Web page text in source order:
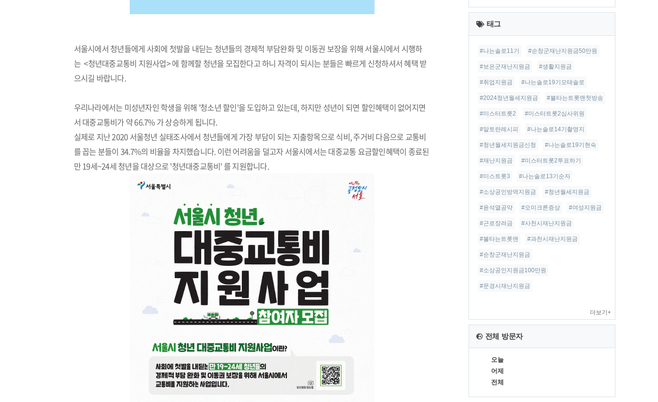
서울시에서 청년들에게 사회에 첫발을 내딛는 청년들의 경제적 부담완화 및 이동권 보장을 위해 서울시에서 시행하
는 <청년대중교통비 지원사업> 에 함께할 청년을 모집한다고 하니 자격이 되시는 분들은 빠르게 신청하셔서 혜택 받
으시길 바랍니다.
우리나라에서는 미성년자인 학생을 위해 '청소년 할인'을 도입하고 있는데, 하지만 성년이 되면 할인혜택이 없어지면
서 대중교통비가 약 66.7% 가 상승하게 됩니다.
실제로 지난 2020 서울청년 실태조사에서 청년들에게 가장 부담이 되는 지출항목으로 식비, 주거비 다음으로 교통비
를 꼽는 분들이 34.7%의 비율을 차지했습니다. 이런 어려움을 덜고자 서울시에서는 대중교통 요금할인혜택이 종료된
만 19세~24세 청년을 대상으로 '청년대중교통비' 를 지원합니다.
최
근
글
태그
#나는솔로11기 #순창군재난지원금50만원
#보은군재난지원금 #생활지원금
#취업지원금 #나는솔로19기모태솔로
#2024청년월세지원금 #불타는트롯맨첫방송
#미스터트롯2 #미스터트롯2심사위원
#알토란레시피 #나는솔로14기촬영지
#청년월세지원금신청 #나는솔로19기현숙
#재난지원금 #미스터트롯2투표하기
#미스트롯3 #나는솔로13기순자
#소상공인방역지원금 #청년월세지원금
#윤석열공약 #오미크론증상 #여성지원금
#근로장려금 #사천시재난지원금
#불타는트롯맨 #과천시재난지원금
#순창군재난지원금
#소상공인지원금100만원
#문경시재난지원금
더보기+
전체 방문자
오늘
어제
전체